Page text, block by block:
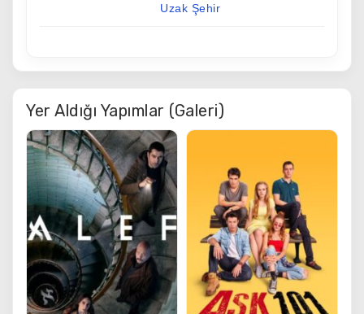
Uzak Şehir
Yer Aldığı Yapımlar (Galeri)